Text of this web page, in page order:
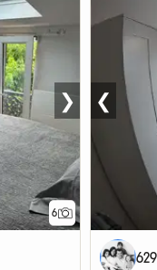
6
❯ ❮